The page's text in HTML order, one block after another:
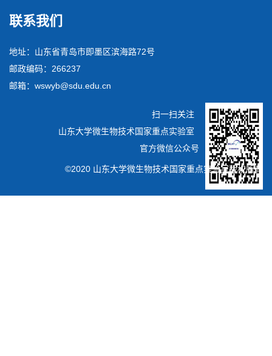
联系我们
地址：山东省青岛市即墨区滨海路72号
邮政编码：266237
邮箱：wswyb@sdu.edu.cn
扫一扫关注
山东大学微生物技术国家重点实验室
官方微信公众号
©2020 山东大学微生物技术国家重点实验室版权所有